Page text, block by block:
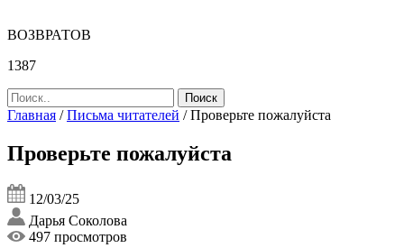
ВОЗВРАТОВ
1387
Главная /Письма читателей /Проверьте пожалуйста
Проверьте пожалуйста
12/03/25
Дарья Соколова
497 просмотров